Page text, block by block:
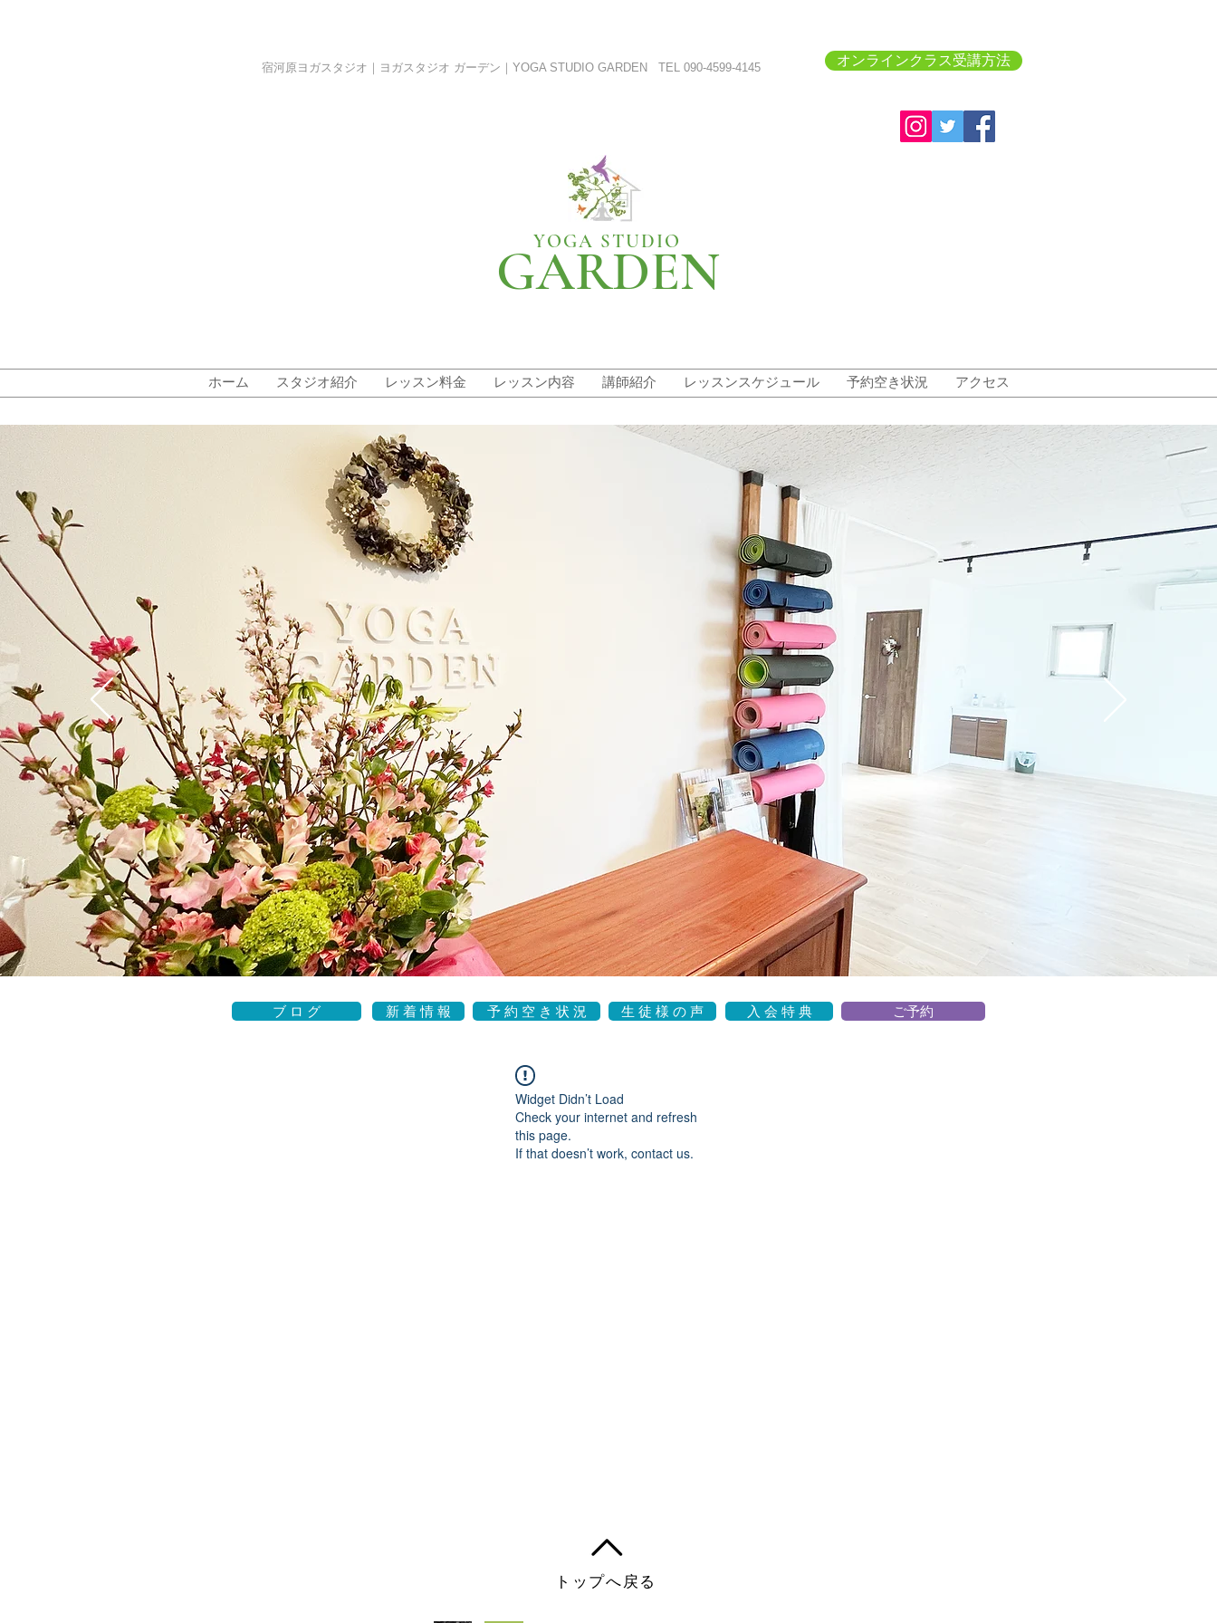
宿河原ヨガスタジオ｜ヨガスタジオ ガーデン｜YOGA STUDIO GARDEN TEL 090-4599-4145 オンラインクラス受講方法
GARDEN
YOGA STUDIO
ホーム スタジオ紹介 レッスン料金 レッスン内容 講師紹介 レッスンスケジュール 予約空き状況 アクセス
ブ ロ グ 新 着 情 報 予 約 空 き 状 況 生 徒 様 の 声 入 会 特 典 ご予約
Widget Didn’t Load
Check your internet and refresh
this page.
If that doesn’t work, contact us.
トップへ戻る